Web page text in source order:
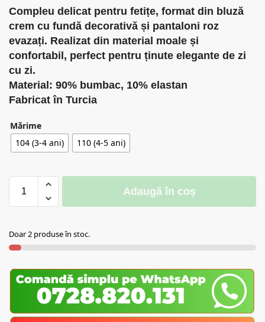
Compleu delicat pentru fetițe, format din bluză
crem cu fundă decorativă și pantaloni roz
evazați. Realizat din material moale și
confortabil, perfect pentru ținute elegante de zi
cu zi.
Material: 90% bumbac, 10% elastan
Fabricat în Turcia
Mărime
104 (3-4 ani)
110 (4-5 ani)
Adaugă în coș
Doar 2 produse în stoc.